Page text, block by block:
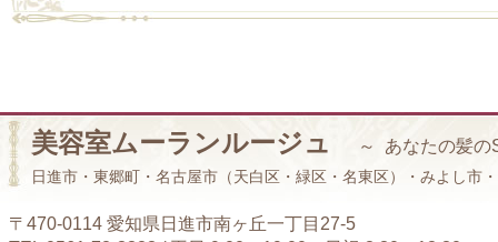
美容室ムーランルージュ ～ あなたの髪の
日進市・東郷町・名古屋市（天白区・緑区・名東区）・みよし市
〒470-0114 愛知県日進市南ヶ丘一丁目27-5